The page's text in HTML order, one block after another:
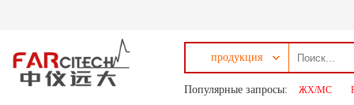
продукция
Популярные запросы: ЖХ/МС